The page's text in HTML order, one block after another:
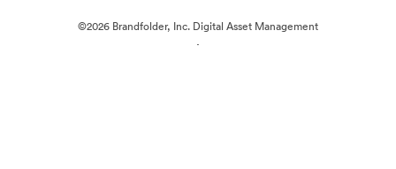
©2026 Brandfolder, Inc. Digital Asset Management
·